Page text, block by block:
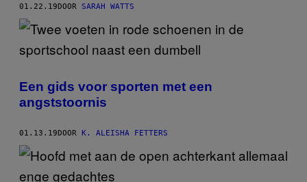
01.22.19 DOOR SARAH WATTS
Een gids voor sporten met een
angststoornis
01.13.19DOOR K. ALEISHA FETTERS